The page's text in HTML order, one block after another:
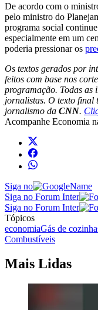
De acordo com o
pelo ministro do
programa social
especialmente em um
poderia pressionar os
Os textos gerados por
feitos com base nos
programação. Todas as
jornalistas. O texto final
jornalismo da CNN.
Acompanhe Economia
Siga no
Siga no Forum Inter
Siga no Forum Inter
Tópicos
economiaGás de cozinha
Combustíveis
Mais Lidas